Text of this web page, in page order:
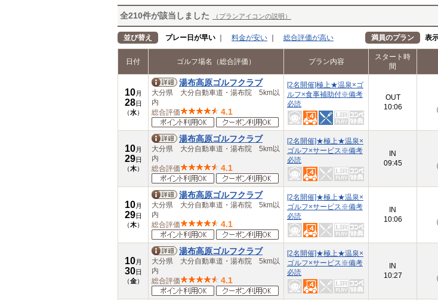
秋田県
青森県
山形県
北陸
富山県
中部
岐阜県
愛知県
三重県
滋賀県
京都府
大阪府
兵庫県
奈良県
和歌山県
中国
鳥取県
島根県
岡山県
広島県
山口県
四国
徳島県
香川県
愛媛県
全210件が該当しました （プランアイコンの説明）
並び替え プレー日が早い 料金が安い 総合評価が高い 満員のプラン 表
日付 ゴルフ場名（総合評価） プラン内容
スタート時
間
10月
28日
（水）
湯布高原ゴルフクラブ
大分県 大分自動車道・湯布院 5km以
内
総合評価
4.1
[2名開催]極上★温泉×ゴ
ルフ×食事補助付※備考
必読
OUT
10:06
10月
29日
（木）
湯布高原ゴルフクラブ
大分県 大分自動車道・湯布院 5km以
内
総合評価
4.1
[2名開催]★極上★温泉×
ゴルフ×サービス※備考
必読
IN
09:45
10月
29日
（木）
湯布高原ゴルフクラブ
大分県 大分自動車道・湯布院 5km以
内
総合評価
4.1
[2名開催]★極上★温泉×
ゴルフ×サービス※備考
必読
IN
10:06
10月
30日
（金）
湯布高原ゴルフクラブ
大分県 大分自動車道・湯布院 5km以
内
総合評価
4.1
[2名開催]★極上★温泉×
ゴルフ×サービス※備考
必読
IN
10:27